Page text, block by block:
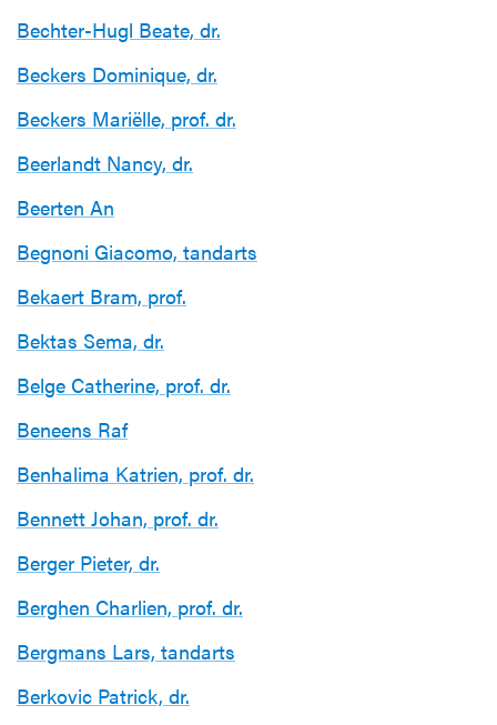
Bechter-Hugl Beate, dr.
Beckers Dominique, dr.
Beckers Mariëlle, prof. dr.
Beerlandt Nancy, dr.
Beerten An
Begnoni Giacomo, tandarts
Bekaert Bram, prof.
Bektas Sema, dr.
Belge Catherine, prof. dr.
Beneens Raf
Benhalima Katrien, prof. dr.
Bennett Johan, prof. dr.
Berger Pieter, dr.
Berghen Charlien, prof. dr.
Bergmans Lars, tandarts
Berkovic Patrick, dr.